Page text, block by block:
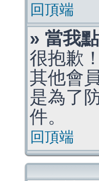
回頂端
» 當我
很抱歉
其他會
是為了
件。
回頂端